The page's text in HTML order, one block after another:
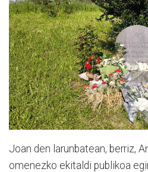
Joan den larunbatean, berriz,
omenezko ekitaldi publikoa